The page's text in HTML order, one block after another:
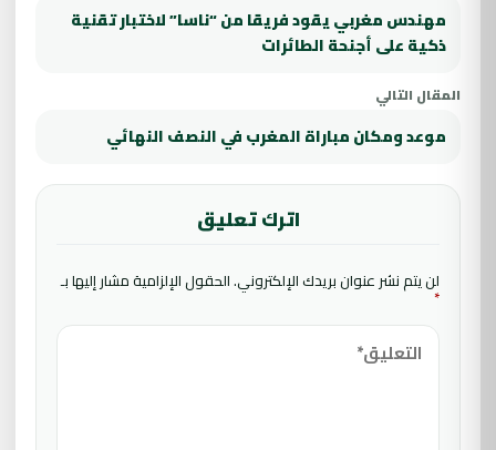
مهندس مغربي يقود فريقا من “ناسا” لاختبار تقنية
ذكية على أجنحة الطائرات
المقال التالي
موعد ومكان مباراة المغرب في النصف النهائي
اترك تعليق
لن يتم نشر عنوان بريدك الإلكتروني.الحقول الإلزامية مشار إليها بـ
*